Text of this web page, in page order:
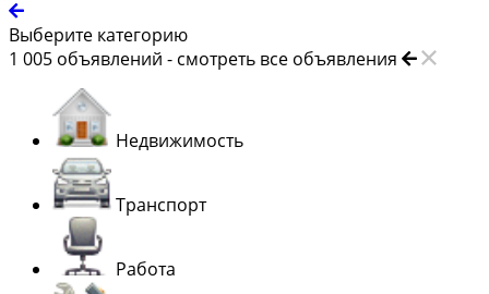
Выберите категорию
1 005 объявлений - смотреть все объявления
Недвижимость
Транспорт
Работа